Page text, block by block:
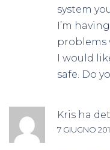
system
I’m
problems
I would
safe. Do
Kris ha
7 GIUGNO